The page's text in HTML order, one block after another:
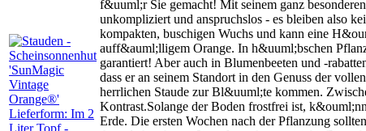
f&uuml;r Sie gemacht! Mit seinem ganz
unkompliziert und anspruchslos - es bleiben also
kompakten, buschigen Wuchs und kann eine
auff&auml;lligem Orange. In h&uuml;bschen
garantiert! Aber auch in Blumenbeeten und -
dass er an seinem Standort in den Genuss der
herrlichen Staude zur Bl&uuml;te kommen.
Kontrast.Solange der Boden frostfrei ist,
Erde. Die ersten Wochen nach der Pflanzung